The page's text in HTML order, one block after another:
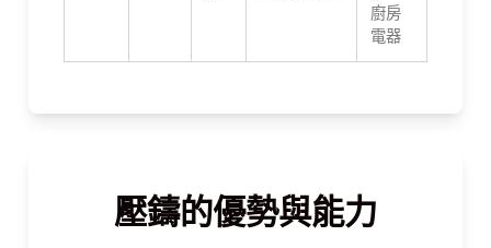
廚房
電器
壓鑄的優勢與能力